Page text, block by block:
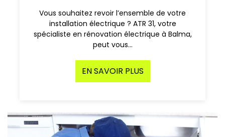
Vous souhaitez revoir l’ensemble de votre
installation électrique ? ATR 31, votre
spécialiste en rénovation électrique à Balma,
peut vous…
EN SAVOIR PLUS